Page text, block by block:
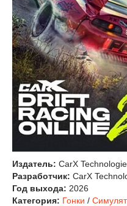
Издатель: CarX
Разработчик: CarX
Год выхода: 2026
Категория: Гонки /